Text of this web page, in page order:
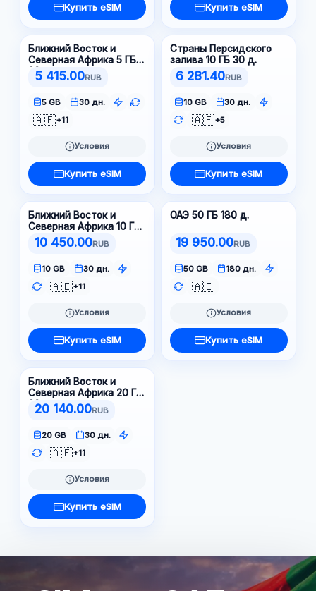
Купить eSIM Купить eSIM
Ближний Восток и
Северная Африка 5 ГБ
30 д.
5 415.00RUB
5 GB 30 дн.
🇦🇪+11
Условия
Купить eSIM
Страны Персидского
залива 10 ГБ 30 д.
6 281.40RUB
10 GB 30 дн.
🇦🇪+5
Условия
Купить eSIM
Ближний Восток и
Северная Африка 10 ГБ
30 д.
10 450.00RUB
10 GB 30 дн.
🇦🇪+11
Условия
Купить eSIM
ОАЭ 50 ГБ 180 д.
19 950.00RUB
50 GB 180 дн.
🇦🇪
Условия
Купить eSIM
Ближний Восток и
Северная Африка 20 ГБ
30 д.
20 140.00RUB
20 GB 30 дн.
🇦🇪+11
Условия
Купить eSIM